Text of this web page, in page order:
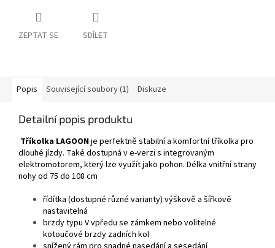
ZEPTAT SE SDÍLET
Popis Související soubory (1) Diskuze
Detailní popis produktu
Tříkolka LAGOONje perfektně stabilní a komfortní tříkolka pro
dlouhé jízdy. Také dostupná v e-verzi s integrovaným
elektromotorem, který lze využít jako pohon. Délka vnitřní strany
nohy od 75 do 108 cm
řídítka (dostupné různé varianty) výškově a šířkově
nastavitelná
brzdy typu V vpředu se zámkem nebo volitelné
kotoučové brzdy zadních kol